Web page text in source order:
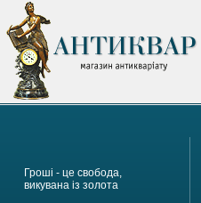
Гроші - це свобода,
викувана із золота